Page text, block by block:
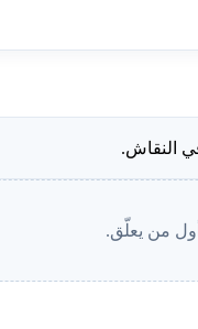
النقاش.
من يعلّق.